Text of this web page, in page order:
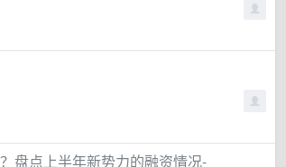
盘点上半年新势力的融资情况-